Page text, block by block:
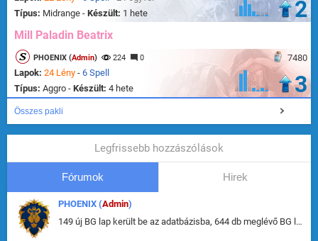
Típus: Midrange - Készült: 1 hete 2
Mill Paladin Beatrix
7480
PHOENIX (Admin) 224 0
Lapok: 24 Lény - 6 Spell
Típus: Aggro - Készült: 4 hete 3
Összes pakli
Legfrissebb hozzászólások
Fórumok Hirek
PHOENIX (Admin)
149 új BG lap került be az adatbázisba, 644 db meglévő BG lap módosult, bekerültek az új képek a megváltozott lapokhoz is.